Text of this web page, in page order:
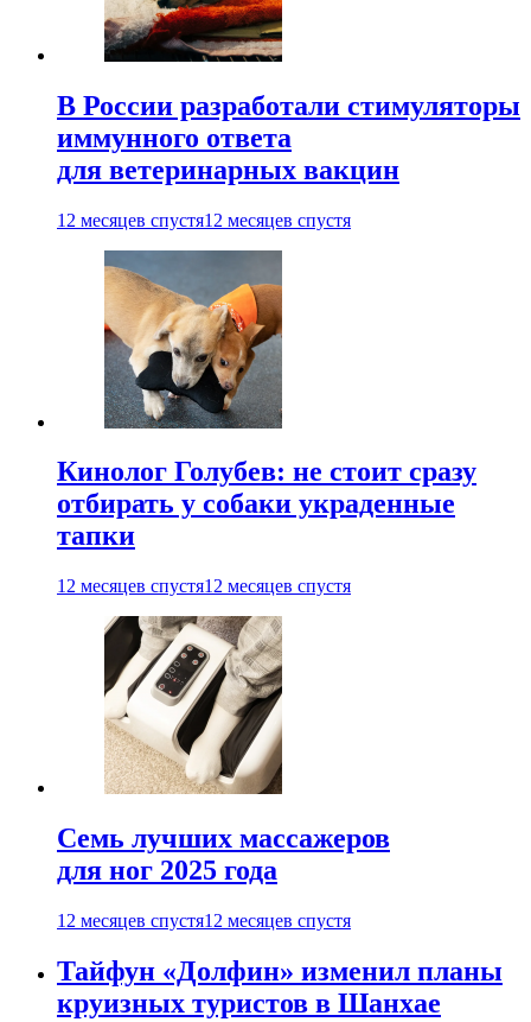
В России разработали стимуляторы
иммунного ответа
для ветеринарных вакцин
12 месяцев спустя12 месяцев спустя
Кинолог Голубев: не стоит сразу
отбирать у собаки украденные
тапки
12 месяцев спустя12 месяцев спустя
Семь лучших массажеров
для ног 2025 года
12 месяцев спустя12 месяцев спустя
Тайфун «Долфин» изменил планы
круизных туристов в Шанхае